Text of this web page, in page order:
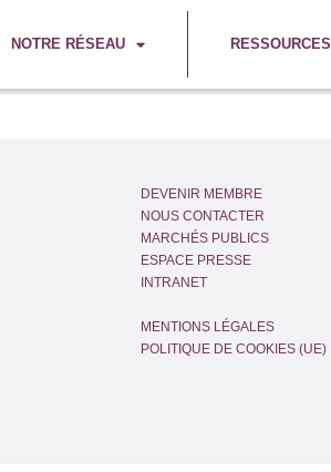
NOTRE RÉSEAU RESSOURCES
DEVENIR MEMBRE
NOUS CONTACTER
MARCHÉS PUBLICS
ESPACE PRESSE
INTRANET
MENTIONS LÉGALES
POLITIQUE DE COOKIES (UE)